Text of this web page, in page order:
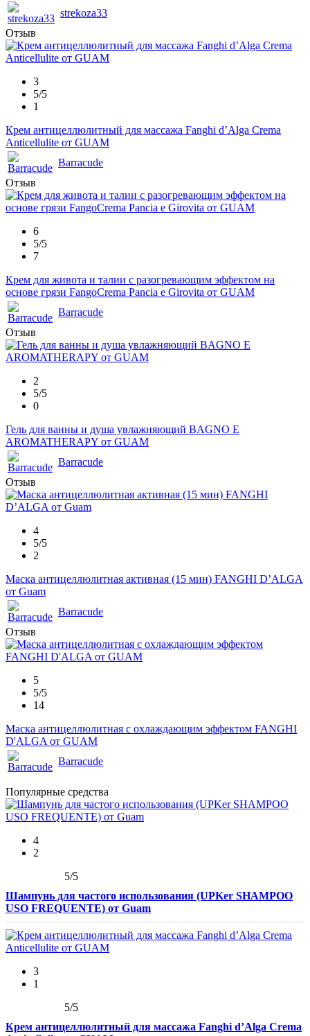
strekoza33
Отзыв
3
5/5
1
Крем антицеллюлитный для массажа Fanghi d’Alga Crema
Anticellulite от GUAM
Barracude
Отзыв
6
5/5
7
Крем для живота и талии с разогревающим эффектом на
основе грязи FangoCrema Pancia e Girovita от GUAM
Barracude
Отзыв
2
5/5
0
Гель для ванны и душа увлажняющий BAGNO E
AROMATHERAPY от GUAM
Barracude
Отзыв
4
5/5
2
Маска антицеллюлитная активная (15 мин) FANGHI D’ALGA
от Guam
Barracude
Отзыв
5
5/5
14
Маска антицеллюлитная с охлаждающим эффектом FANGHI
D'ALGA от GUAM
Barracude
Популярные средства
4
2
5/5
Шампунь для частого использования (UPKer SHAMPOO
USO FREQUENTE) от Guam
3
1
5/5
Крем антицеллюлитный для массажа Fanghi d’Alga Crema